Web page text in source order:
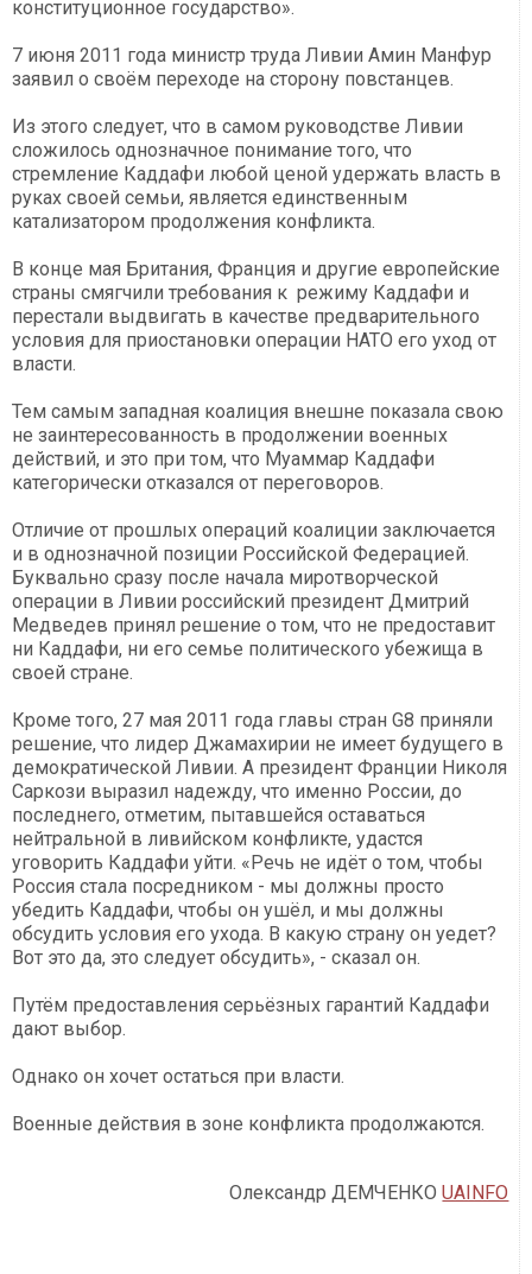
конституционное государство».
7 июня 2011 года министр труда Ливии Амин Манфур
заявил о своём переходе на сторону повстанцев.
Из этого следует, что в самом руководстве Ливии
сложилось однозначное понимание того, что
стремление Каддафи любой ценой удержать власть в
руках своей семьи, является единственным
катализатором продолжения конфликта.
В конце мая Британия, Франция и другие европейские
страны смягчили требования к режиму Каддафи и
перестали выдвигать в качестве предварительного
условия для приостановки операции НАТО его уход от
власти.
Тем самым западная коалиция внешне показала свою
не заинтересованность в продолжении военных
действий, и это при том, что Муаммар Каддафи
категорически отказался от переговоров.
Отличие от прошлых операций коалиции заключается
и в однозначной позиции Российской Федерацией.
Буквально сразу после начала миротворческой
операции в Ливии российский президент Дмитрий
Медведев принял решение о том, что не предоставит
ни Каддафи, ни его семье политического убежища в
своей стране.
Кроме того, 27 мая 2011 года главы стран G8 приняли
решение, что лидер Джамахирии не имеет будущего в
демократической Ливии. А президент Франции Николя
Саркози выразил надежду, что именно России, до
последнего, отметим, пытавшейся оставаться
нейтральной в ливийском конфликте, удастся
уговорить Каддафи уйти. «Речь не идёт о том, чтобы
Россия стала посредником - мы должны просто
убедить Каддафи, чтобы он ушёл, и мы должны
обсудить условия его ухода. В какую страну он уедет?
Вот это да, это следует обсудить», - сказал он.
Путём предоставления серьёзных гарантий Каддафи
дают выбор.
Однако он хочет остаться при власти.
Военные действия в зоне конфликта продолжаются.
Олександр ДЕМЧЕНКОUAINFO